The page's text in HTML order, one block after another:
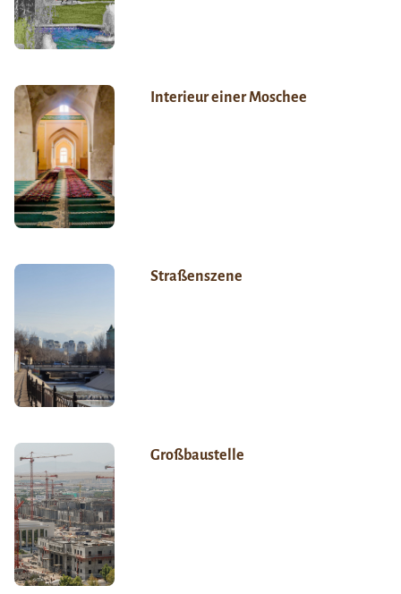
Interieur einer Moschee
Straßenszene
Großbaustelle